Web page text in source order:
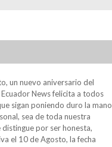
un nuevo aniversario del
News felicita a todos
sigan poniendo duro la mano
sea de toda nuestra
por ser honesta,
el 10 de Agosto, la fecha